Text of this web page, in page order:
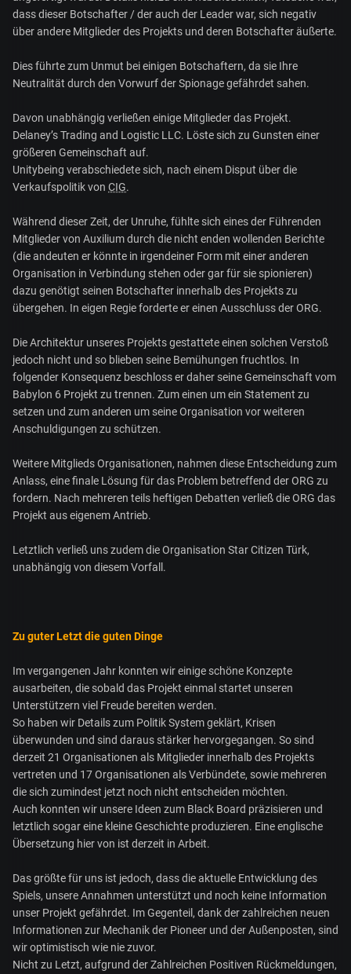
dass dieser Botschafter / der auch der Leader war, sich negativ
über andere Mitglieder des Projekts und deren Botschafter äußerte.
Dies führte zum Unmut bei einigen Botschaftern, da sie Ihre
Neutralität durch den Vorwurf der Spionage gefährdet sahen.
Davon unabhängig verließen einige Mitglieder das Projekt.
Delaney’s Trading and Logistic LLC. Löste sich zu Gunsten einer
größeren Gemeinschaft auf.
Unitybeing verabschiedete sich, nach einem Disput über die
Verkaufspolitik von CIG.
Während dieser Zeit, der Unruhe, fühlte sich eines der Führenden
Mitglieder von Auxilium durch die nicht enden wollenden Berichte
(die andeuten er könnte in irgendeiner Form mit einer anderen
Organisation in Verbindung stehen oder gar für sie spionieren)
dazu genötigt seinen Botschafter innerhalb des Projekts zu
übergehen. In eigen Regie forderte er einen Ausschluss der ORG.
Die Architektur unseres Projekts gestattete einen solchen Verstoß
jedoch nicht und so blieben seine Bemühungen fruchtlos. In
folgender Konsequenz beschloss er daher seine Gemeinschaft vom
Babylon 6 Projekt zu trennen. Zum einen um ein Statement zu
setzen und zum anderen um seine Organisation vor weiteren
Anschuldigungen zu schützen.
Weitere Mitglieds Organisationen, nahmen diese Entscheidung zum
Anlass, eine finale Lösung für das Problem betreffend der ORG zu
fordern. Nach mehreren teils heftigen Debatten verließ die ORG das
Projekt aus eigenem Antrieb.
Letztlich verließ uns zudem die Organisation Star Citizen Türk,
unabhängig von diesem Vorfall.
Zu guter Letzt die guten Dinge
Im vergangenen Jahr konnten wir einige schöne Konzepte
ausarbeiten, die sobald das Projekt einmal startet unseren
Unterstützern viel Freude bereiten werden.
So haben wir Details zum Politik System geklärt, Krisen
überwunden und sind daraus stärker hervorgegangen. So sind
derzeit 21 Organisationen als Mitglieder innerhalb des Projekts
vertreten und 17 Organisationen als Verbündete, sowie mehreren
die sich zumindest jetzt noch nicht entscheiden möchten.
Auch konnten wir unsere Ideen zum Black Board präzisieren und
letztlich sogar eine kleine Geschichte produzieren. Eine englische
Übersetzung hier von ist derzeit in Arbeit.
Das größte für uns ist jedoch, dass die aktuelle Entwicklung des
Spiels, unsere Annahmen unterstützt und noch keine Information
unser Projekt gefährdet. Im Gegenteil, dank der zahlreichen neuen
Informationen zur Mechanik der Pioneer und der Außenposten, sind
wir optimistisch wie nie zuvor.
Nicht zu Letzt, aufgrund der Zahlreichen Positiven Rückmeldungen,